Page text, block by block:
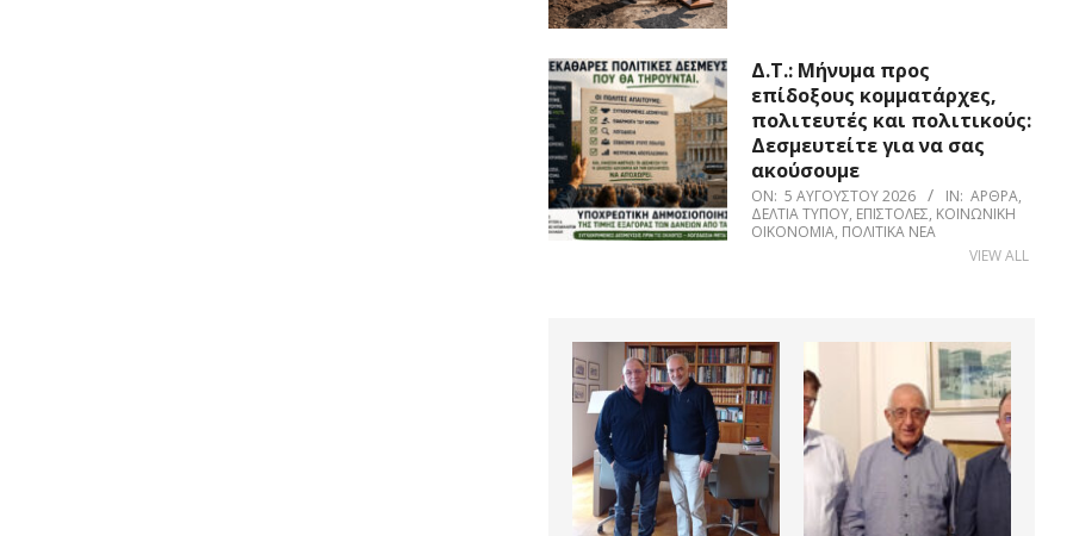
Δ.Τ.: Μήνυμα προς
επίδοξους κομματάρχες,
πολιτευτές και πολιτικούς:
Δεσμευτείτε για να σας
ακούσουμε
ON: 5 ΑΥΓΟΎΣΤΟΥ 2026 IN: ΆΡΘΡΑ,
ΔΕΛΤΊΑ ΤΎΠΟΥ, ΕΠΙΣΤΟΛΈΣ, ΚΟΙΝΩΝΙΚΉ
ΟΙΚΟΝΟΜΊΑ, ΠΟΛΙΤΙΚΆ ΝΈΑ
VIEW ALL